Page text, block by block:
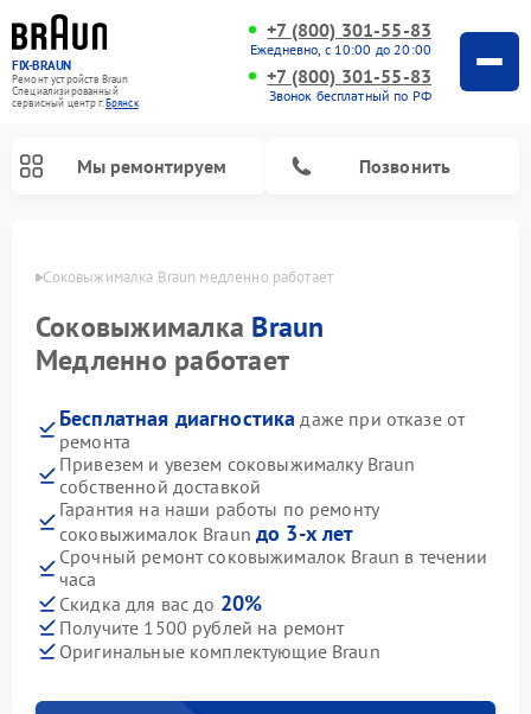
FIX-BRAUN
Ремонт устройств Braun
Специализированный
cервисный центр г.Брянск
+7 (800) 301-55-83
Ежедневно, с 10:00 до 20:00
+7 (800) 301-55-83
Звонок бесплатный по РФ
Мы ремонтируем Позвонить
Соковыжималка Braun медленно работает
Соковыжималка Braun
Медленно работает
Бесплатная диагностика даже при отказе от
ремонта
Привезем и увезем соковыжималку Braun
собственной доставкой
Гарантия на наши работы по ремонту
соковыжималок Braunдо 3-х лет
Срочный ремонт соковыжималок Braun в течении
часа
Скидка для вас до 20%
Получите 1500 рублей на ремонт
Оригинальные комплектующие Braun